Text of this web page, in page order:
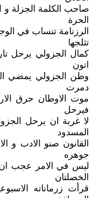
صاحب الكلمة الجزلة و
الحرة
الرزنامة تنساب في
تثلجها
كمال الجزولي يرحل
اتون
وطن الجزولي يمضي
دمرت
موت الاوطان حرق
فيرحل
لا غربة ان يرحل
المسدود
القانون صنو الادب و
جوهره
ليس في الامر عجب ان
الخصلتان
قرأت زرماناته